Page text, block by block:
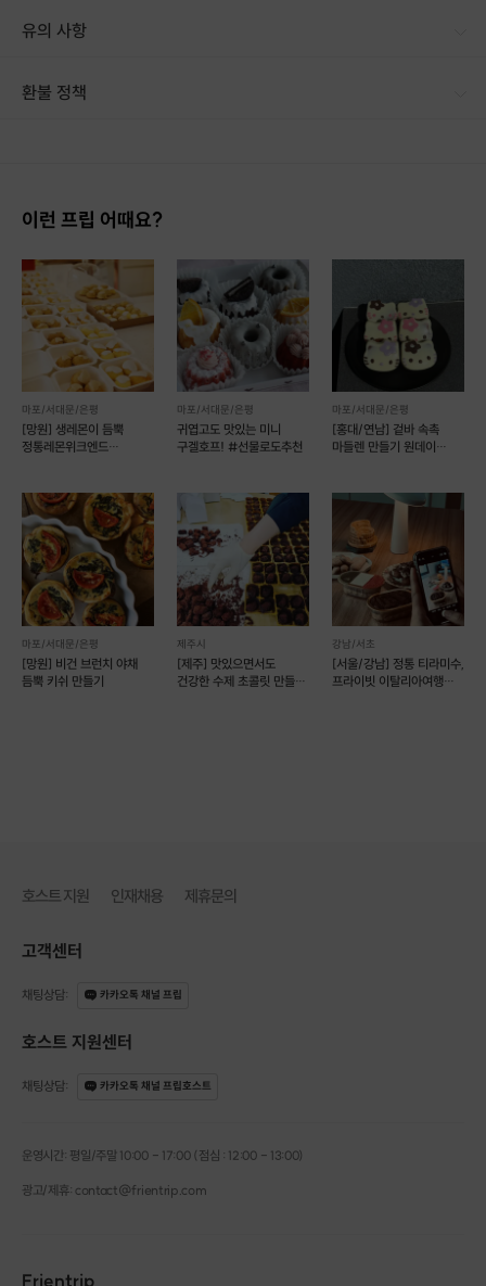
수업의 방향을 조금 다르게 진행하고 있어서
최대한 빵과 체험에 집중하실 수 있도록 하고 있습니다.
유의 사항
환불 정책
이런 프립 어때요?
마포/서대문/은평
[망원] 생레몬이 듬뿍
정통레몬위크엔드
마포/서대문/은평
귀엽고도 맛있는 미니
구겔호프! #선물로도추천
마포/서대문/은평
[홍대/연남] 겉바 속촉
마들렌 만들기 원데이
마포/서대문/은평
[망원] 비건 브런치 야채
듬뿍 키쉬 만들기
제주시
[제주] 맛있으면서도
건강한 수제 초콜릿 만들기
강남/서초
[서울/강남] 정통 티라미수,
프라이빗 이탈리아여행
호스트 지원 인재채용 제휴문의
고객센터
채팅상담: 카카오톡 채널 프립
호스트 지원센터
채팅상담: 카카오톡 채널 프립호스트
운영시간: 평일/주말 10:00 - 17:00 (점심 : 12:00 - 13:00)
광고/제휴: contact@frientrip.com
Frientrip